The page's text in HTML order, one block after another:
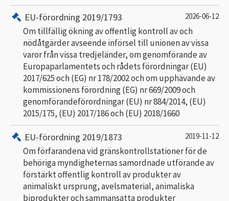
EU-förordning 2019/1793 2026-06-12
Om tillfällig ökning av offentlig kontroll av och
nödåtgärder avseende införsel till unionen av vissa
varor från vissa tredjeländer, om genomförande av
Europaparlamentets och rådets förordningar (EU)
2017/625 och (EG) nr 178/2002 och om upphävande av
kommissionens förordning (EG) nr 669/2009 och
genomförandeförordningar (EU) nr 884/2014, (EU)
2015/175, (EU) 2017/186 och (EU) 2018/1660
EU-förordning 2019/1873 2019-11-12
Om förfarandena vid gränskontrollstationer för de
behöriga myndigheternas samordnade utförande av
förstärkt offentlig kontroll av produkter av
animaliskt ursprung, avelsmaterial, animaliska
biprodukter och sammansatta produkter